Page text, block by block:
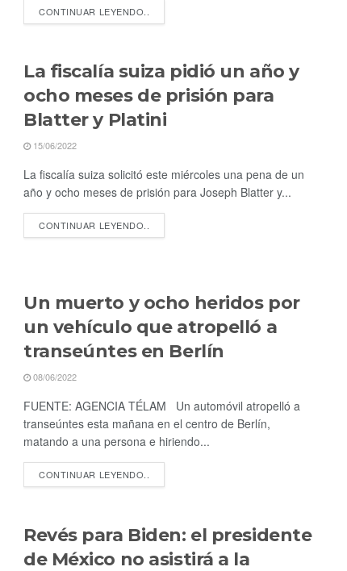
CONTINUAR LEYENDO..
La fiscalía suiza pidió un año y
ocho meses de prisión para
Blatter y Platini
15/06/2022
La fiscalía suiza solicitó este miércoles una pena de un
año y ocho meses de prisión para Joseph Blatter y...
CONTINUAR LEYENDO..
Un muerto y ocho heridos por
un vehículo que atropelló a
transeúntes en Berlín
08/06/2022
FUENTE: AGENCIA TÉLAM Un automóvil atropelló a
transeúntes esta mañana en el centro de Berlín,
matando a una persona e hiriendo...
CONTINUAR LEYENDO..
Revés para Biden: el presidente
de México no asistirá a la